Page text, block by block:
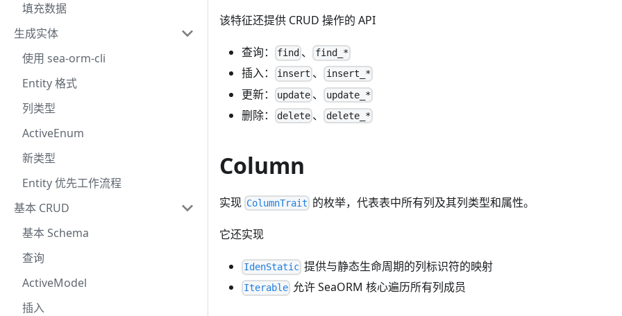
填充数据
生成实体
使用 sea-orm-cli
Entity 格式
列类型
ActiveEnum
新类型
Entity 优先工作流程
基本 CRUD
基本 Schema
查询
ActiveModel
插入
该特征还提供 CRUD 操作的 API
查询： find 、 find_*
插入： insert 、 insert_*
更新： update 、 update_*
删除： delete 、 delete_*
Column
实现 ColumnTrait 的枚举，代表表中所有列及其列类型和属性。
它还实现
IdenStatic 提供与静态生命周期的列标识符的映射
Iterable 允许 SeaORM 核心遍历所有列成员